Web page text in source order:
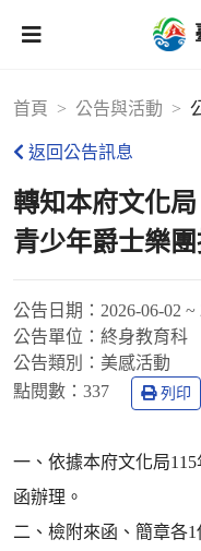
首頁 公告與活動
返回公告訊息
轉知本府文化
青少年爵士樂
公告日期： 2026-06-02 ~
公告單位： 終身教育科
公告類別： 美感活動
點閱數： 337 列印
一、依據本府文化局115
函辦理。
二、檢附來函、簡章各1